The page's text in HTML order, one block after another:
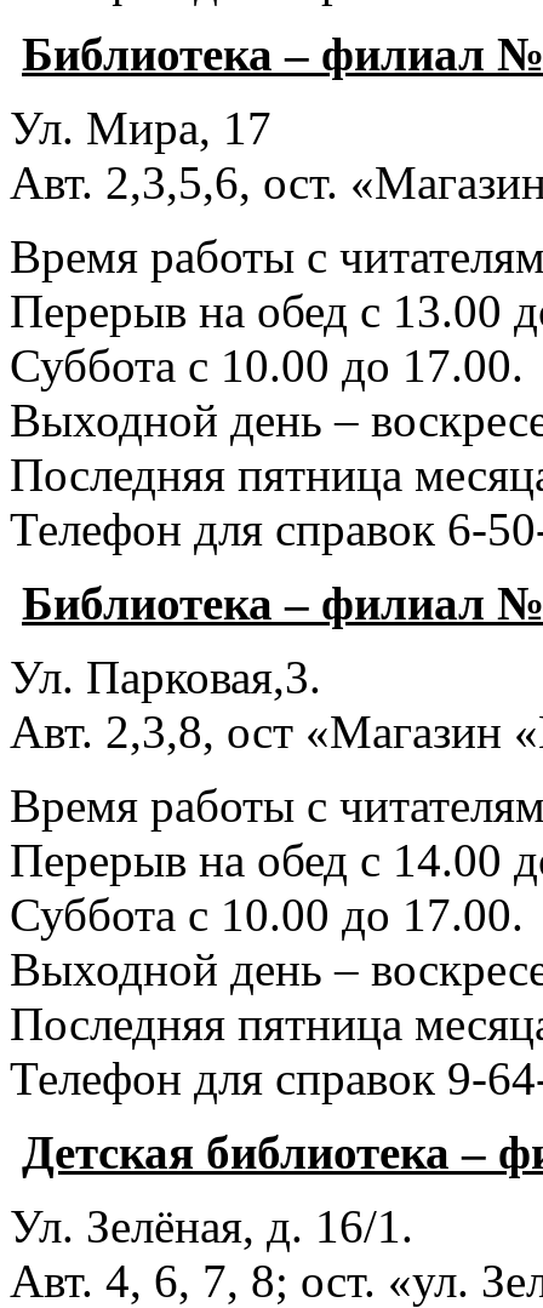
Библиотека – филиал
Ул. Мира, 17
Авт. 2,3,5,6, ост.
Время работы с
Перерыв на обед с 13.00
Суббота с 10.00 до 17.00.
Выходной день –
Последняя пятница
Телефон для справок 6-
Библиотека – филиал
Ул. Парковая,3.
Авт. 2,3,8, ост «Магазин
Время работы с
Перерыв на обед с 14.00
Суббота с 10.00 до 17.00.
Выходной день –
Последняя пятница
Телефон для справок 9-
Детская библиотека –
Ул. Зелёная, д. 16/1.
Авт. 4, 6, 7, 8; ост. «ул.